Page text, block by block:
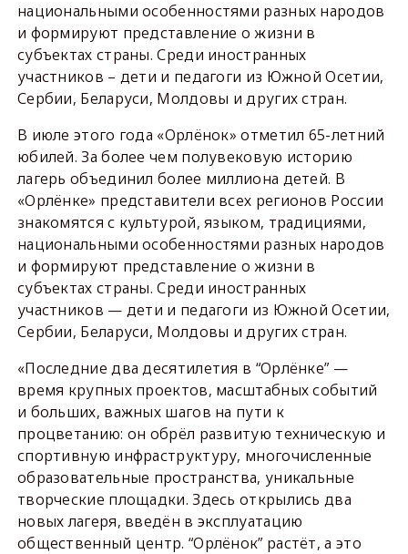
национальными особенностями разных народов
и формируют представление о жизни в
субъектах страны. Среди иностранных
участников – дети и педагоги из Южной Осетии,
Сербии, Беларуси, Молдовы и других стран.
В июле этого года «Орлёнок» отметил 65-летний
юбилей. За более чем полувековую историю
лагерь объединил более миллиона детей. В
«Орлёнке» представители всех регионов России
знакомятся с культурой, языком, традициями,
национальными особенностями разных народов
и формируют представление о жизни в
субъектах страны. Среди иностранных
участников — дети и педагоги из Южной Осетии,
Сербии, Беларуси, Молдовы и других стран.
«Последние два десятилетия в “Орлёнке” —
время крупных проектов, масштабных событий
и больших, важных шагов на пути к
процветанию: он обрёл развитую техническую и
спортивную инфраструктуру, многочисленные
образовательные пространства, уникальные
творческие площадки. Здесь открылись два
новых лагеря, введён в эксплуатацию
общественный центр. “Орлёнок” растёт, а это